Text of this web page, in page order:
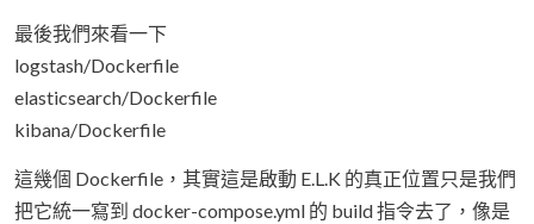
最後我們來看一下
logstash/Dockerfile
elasticsearch/Dockerfile
kibana/Dockerfile
這幾個 Dockerfile，其實這是啟動 E.L.K 的真正位置只是我們
把它統一寫到 docker-compose.yml 的 build 指令去了，像是